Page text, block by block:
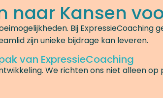
naar Kansen
Bij ExpressieCoaching
zijn unieke bijdrage kan leveren.
van ExpressieCoaching
We richten ons niet alleen